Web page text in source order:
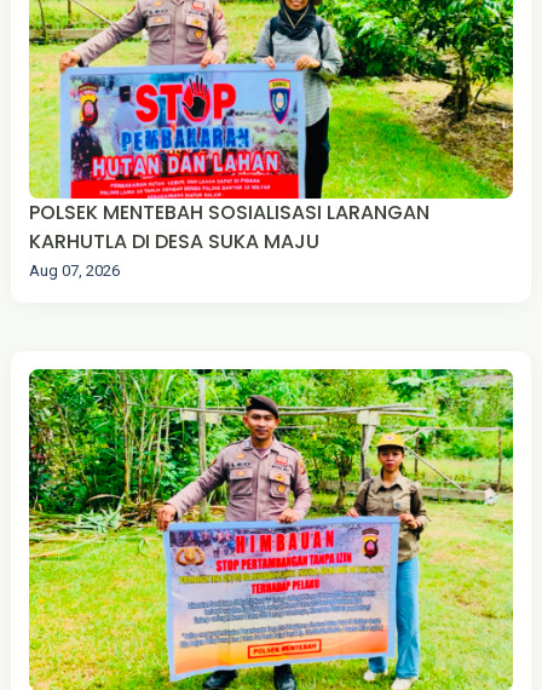
‎POLSEK MENTEBAH SOSIALISASI LARANGAN
KARHUTLA DI DESA SUKA MAJU
Aug 07, 2026